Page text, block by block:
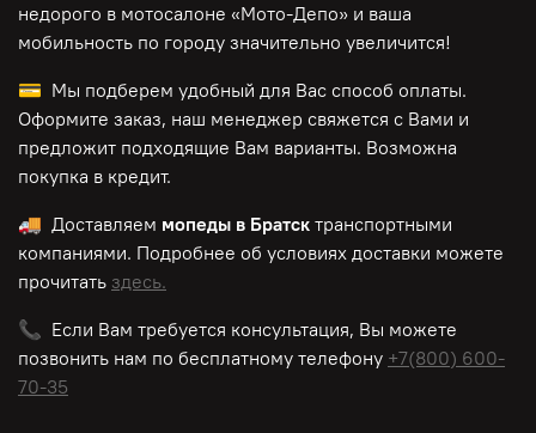
недорого в мотосалоне «Мото-Депо» и ваша
мобильность по городу значительно увеличится!
💳 Мы подберем удобный для Вас способ оплаты.
Оформите заказ, наш менеджер свяжется с Вами и
предложит подходящие Вам варианты. Возможна
покупка в кредит.
🚚 Доставляем мопеды в Братск транспортными
компаниями. Подробнее об условиях доставки можете
прочитать здесь.
📞 Если Вам требуется консультация, Вы можете
позвонить нам по бесплатному телефону +7(800) 600-
70-35